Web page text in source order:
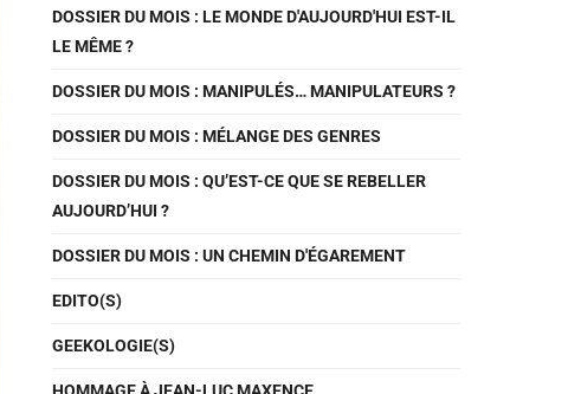
DOSSIER DU MOIS : LE MONDE D'AUJOURD'HUI EST-IL
LE MÊME ?
DOSSIER DU MOIS : MANIPULÉS… MANIPULATEURS ?
DOSSIER DU MOIS : MÉLANGE DES GENRES
DOSSIER DU MOIS : QU’EST-CE QUE SE REBELLER
AUJOURD’HUI ?
DOSSIER DU MOIS : UN CHEMIN D'ÉGAREMENT
EDITO(S)
GEEKOLOGIE(S)
HOMMAGE À JEAN-LUC MAXENCE